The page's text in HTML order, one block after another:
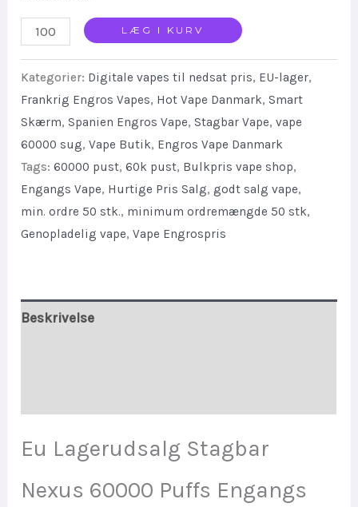
Eu
Sale
Stagbar
Nexus
60000
Puffs
Disposable
Vape
quantity
LÆG I KURV
Kategorier: Digitale vapes til nedsat pris, EU-lager,
Frankrig Engros Vapes, Hot Vape Danmark,Smart
Skærm,Spanien Engros Vape,Stagbar Vape,vape
60000 sug,Vape Butik, Engros Vape Danmark
Tags:60000 pust,60k pust, Bulkpris vape shop,
Engangs Vape, Hurtige Pris Salg,godt salg vape,
min. ordre 50 stk., minimum ordremængde 50 stk,
Genopladelig vape,Vape Engrospris
Beskrivelse
Eu Lagerudsalg Stagbar
Nexus 60000 Puffs Engangs